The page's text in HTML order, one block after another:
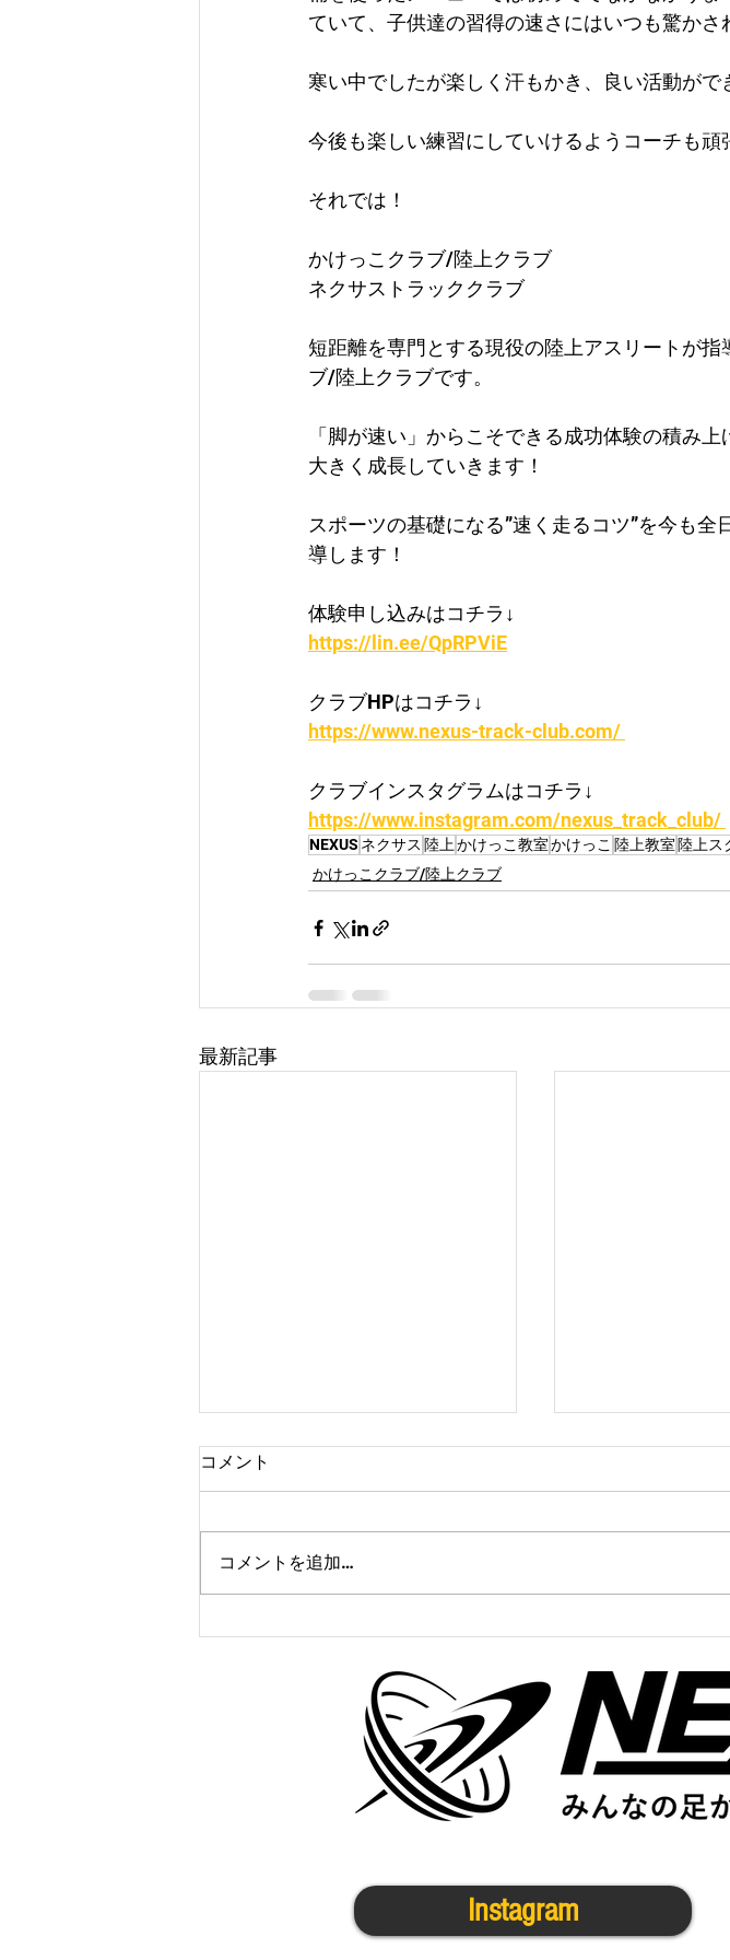
ていて、子供達の習得の速さにはいつも驚かさ
寒い中でしたが楽しく汗もかき、良い活動がで
今後も楽しい練習にしていけるようコーチも頑
それでは！
かけっこクラブ/陸上クラブ
ネクサストラッククラブ
短距離を専門とする現役の陸上アスリートが
ブ/陸上クラブです。​
「脚が速い」からこそできる成功体験の積み
大きく成長していきます！
スポーツの基礎になる”速く走るコツ”を今も
導します！
体験申し込みはコチラ↓
https://lin.ee/QpRPViE
クラブHPはコチラ↓
https://www.nexus-track-club.com/
クラブインスタグラムはコチラ↓
https://www.instagram.com/nexus_track_club/
NEXUS ネクサス 陸上かけっこ教室かけっこ 陸上教室 陸上ス
かけっこクラブ/陸上クラブ
最新記事
コメント
コメントを追加…
Instagram